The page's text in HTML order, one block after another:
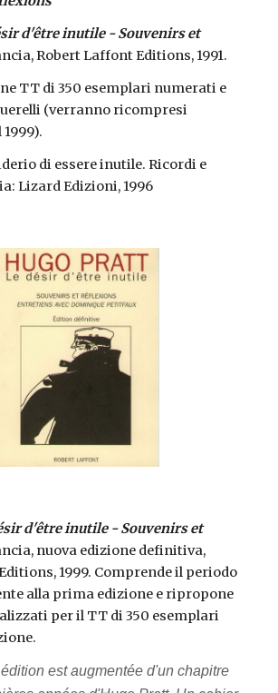
d'être inutile - Souvenirs et
Robert Laffont Editions, 1991.
TT di 350 esemplari numerati e
(verranno ricompresi
di essere inutile. Ricordi e
Lizard Edizioni, 1996
d'être inutile - Souvenirs et
nuova edizione definitiva,
1999. Comprende il periodo
alla prima edizione e ripropone
per il TT di 350 esemplari
est augmentée d'un chapitre